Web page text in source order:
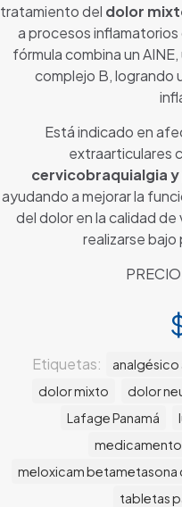
tratamiento del dolor
a procesos
fórmula combina un
complejo B, logrando
Está indicado en
extraarticulares
cervicobraquialgia
ayudando a mejorar la
del dolor en la calidad
realizarse
Etiquetas:
dolor mixto
dolor
Lafage Panamá
medicamento
meloxicam betametasona
tabletas